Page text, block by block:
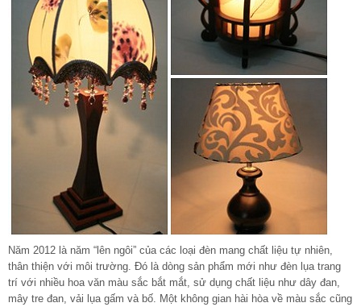
Năm 2012 là năm “lên ngôi” của các loại đèn mang chất liệu tự nhiên,
thân thiện với môi trường. Đó là dòng sản phẩm mới như đèn lụa trang
trí với nhiều hoa văn màu sắc bắt mắt, sử dụng chất liệu như dây đan,
mây tre đan, vải lụa gấm và bố. Một không gian hài hòa về màu sắc cũng